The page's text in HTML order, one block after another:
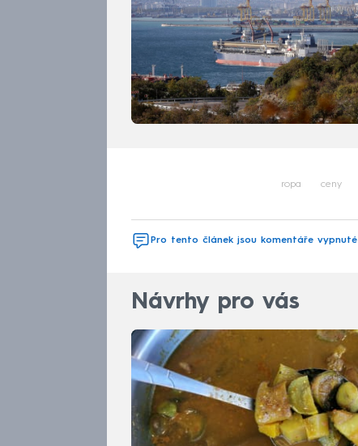
ropa ceny
Pro tento článek jsou komentáře vypnuté
Návrhy pro vás